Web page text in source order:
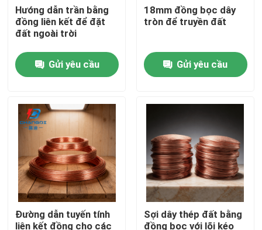
Nhà
Về chúng tôi
Tham quan nhà máy
Hướng dẫn trần bằng
đồng liên kết để đặt
đất ngoài trời
Gửi yêu cầu
18mm đồng bọc dây
tròn để truyền đất
Gửi yêu cầu
Đường dẫn tuyến tính
liên kết đồng cho các
Sợi dây thép đất bằng
đồng bọc với lõi kéo